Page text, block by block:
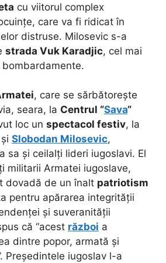
cu viitorul complex
care va fi ridicat în
distruse. Milosevic s-a
strada Vuk Karadjic, cel mai
, care se sărbătorește
seara, la Centrul “Sava“
loc un spectacol festiv, la
Slobodan Milosevic,
sa și ceilalți lideri iugoslavi. El
militarii Armatei iugoslave,
dovadă de un înalt patriotism
pentru apărarea integrității
și suveranității
că “acest război a
dintre popor, armată și
Președintele iugoslav l-a